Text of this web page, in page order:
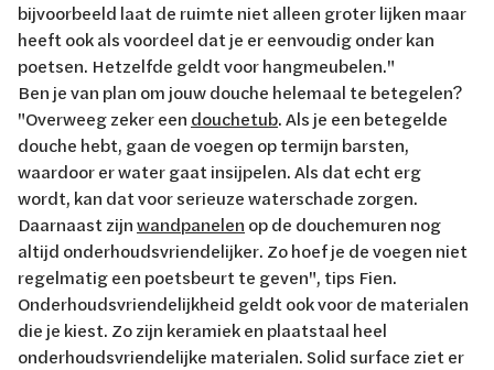
bijvoorbeeld laat de ruimte niet alleen groter lijken maar
heeft ook als voordeel dat je er eenvoudig onder kan
poetsen. Hetzelfde geldt voor hangmeubelen."
Ben je van plan om jouw douche helemaal te betegelen?
"Overweeg zeker een douchetub. Als je een betegelde
douche hebt, gaan de voegen op termijn barsten,
waardoor er water gaat insijpelen. Als dat echt erg
wordt, kan dat voor serieuze waterschade zorgen.
Daarnaast zijnwandpanelen op de douchemuren nog
altijd onderhoudsvriendelijker. Zo hoef je de voegen niet
regelmatig een poetsbeurt te geven", tips Fien.
Onderhoudsvriendelijkheid geldt ook voor de materialen
die je kiest. Zo zijn keramiek en plaatstaal heel
onderhoudsvriendelijke materialen. Solid surface ziet er